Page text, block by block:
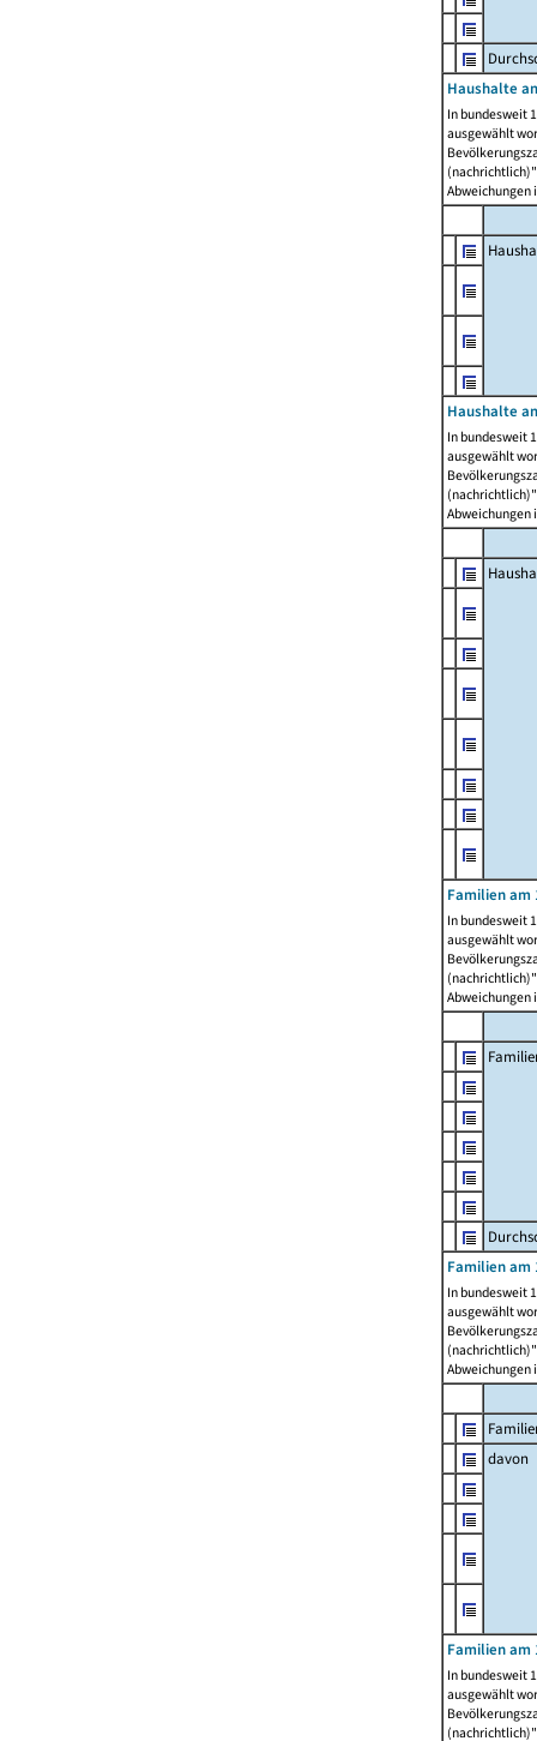
Haushalte
In bundesweit
ausgewählt
Abweichungen
Haushalte
In bundesweit
ausgewählt
Abweichungen
Familien am
In bundesweit
ausgewählt
Abweichungen
Familien am
In bundesweit
ausgewählt
Abweichungen
davon
Familien am
In bundesweit
ausgewählt